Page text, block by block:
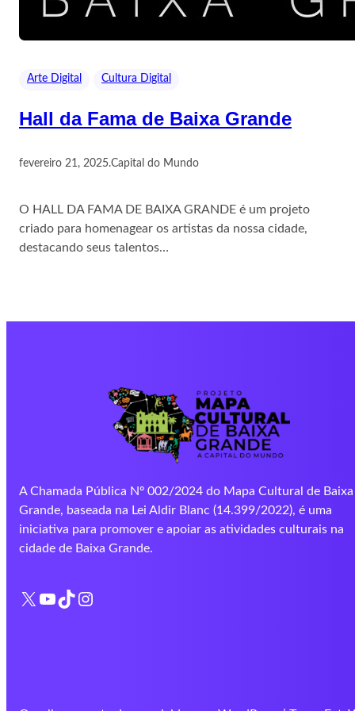
Arte Digital Cultura Digital
Hall da Fama de Baixa Grande
fevereiro 21, 2025.Capital do Mundo
O HALL DA FAMA DE BAIXA GRANDE é um projeto
criado para homenagear os artistas da nossa cidade,
destacando seus talentos…
A Chamada Pública Nº 002/2024 do Mapa Cultural de Baixa
Grande, baseada na Lei Aldir Blanc (14.399/2022), é uma
iniciativa para promover e apoiar as atividades culturais na
cidade de Baixa Grande.
X YouTube TikTok Instagram